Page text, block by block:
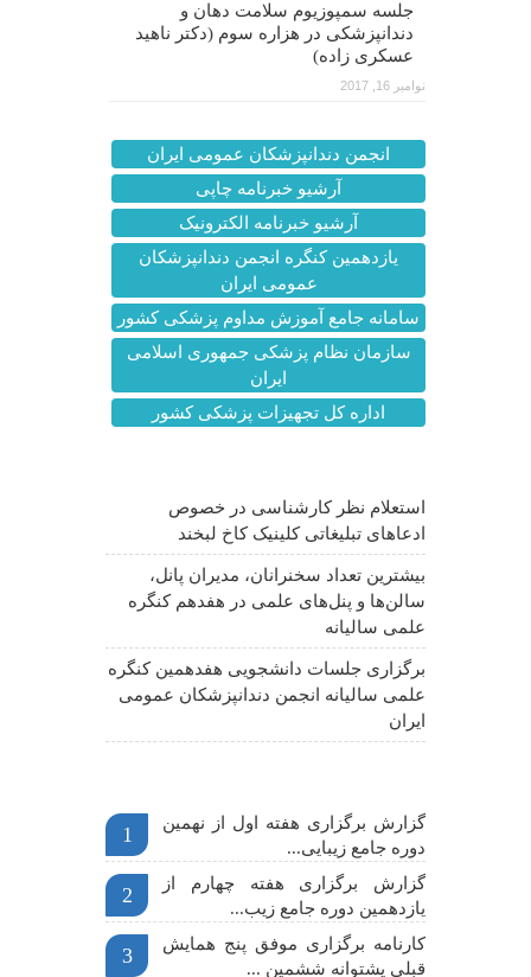
جلسه سمپوزیوم سلامت دهان و
دندانپزشکی در هزاره سوم (دکتر ناهید
عسکری زاده)
نوامبر 16, 2017
انجمن دندانپزشکان عمومی ایران
آرشیو خبرنامه چاپی
آرشیو خبرنامه الکترونیک
یازدهمین کنگره انجمن دندانپزشکان
عمومی ایران
سامانه جامع آموزش مداوم پزشکی کشور
سازمان نظام پزشکی جمهوری اسلامی
ایران
اداره کل تجهیزات پزشکی کشور
استعلام نظر کارشناسی در خصوص
ادعاهای تبلیغاتی کلینیک کاخ لبخند
بیشترین تعداد سخنرانان، مدیران پانل،
سالن‌ها و پنل‌های علمی در هفدهم کنگره
علمی سالیانه
برگزاری جلسات دانشجویی هفدهمین کنگره
علمی سالیانه انجمن دندانپزشکان عمومی
ایران
1
گزارش برگزاری هفته اول از نهمین
دوره جامع زیبایی...
2
گزارش برگزاری هفته چهارم از
یازدهمین دوره جامع زیب...
3
کارنامه برگزاری موفق پنج همایش
قبلی پشتوانه ششمین ...